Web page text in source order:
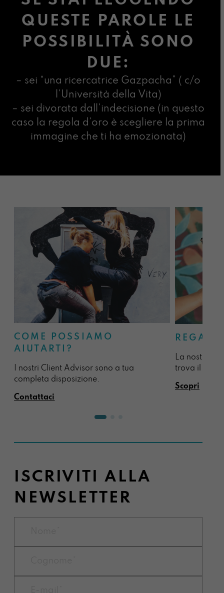
QUESTE PAROLE LE
POSSIBILITÀ SONO
DUE:
– sei “una ricercatrice Gazpacha” ( c/o
l’Università della Vita)
– sei divorata dall’indecisione (in questo
caso la regola d’oro è scegliere la prima
immagine che ti ha emozionata)
COME POSSIAMO
AIUTARTI?
I nostri Client Advisor sono a tua
completa disposizione.
Contattaci
La nostra
trova il
Scopri
ISCRIVITI ALLA
NEWSLETTER